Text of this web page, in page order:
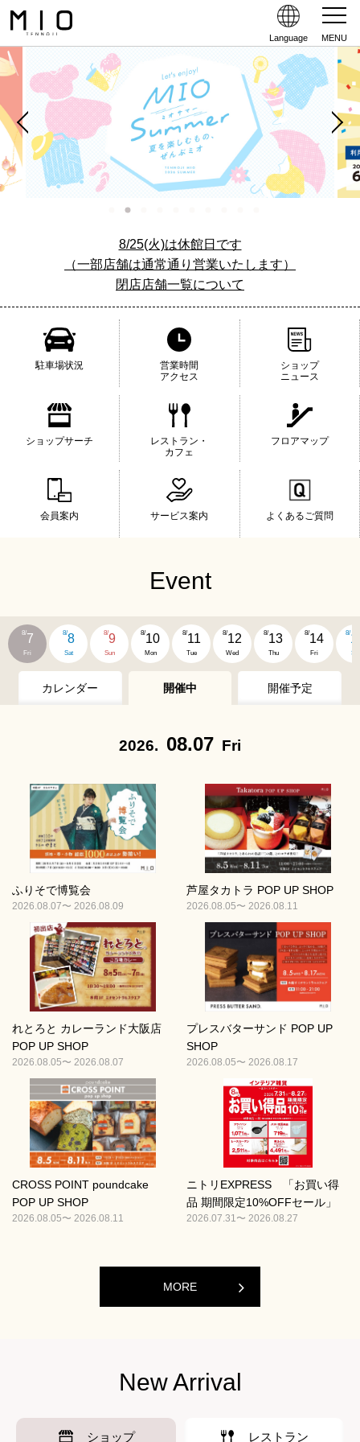
Language MENU
8/25(火)は休館日です
（一部店舗は通常通り営業いたします）
閉店店舗一覧について
駐車場状況
営業時間
アクセス
ショップ
ニュース
ショップサーチ
レストラン・
カフェ
フロアマップ
会員案内 サービス案内 よくあるご質問
Event
8/7
Fri
8/8
Sat
8/9
Sun
8/10
Mon
8/11
Tue
8/12
Wed
8/13
Thu
8/14
Fri
8/
Sat
カレンダー 開催中 開催予定
2026. 08.07 Fri
ふりそで博覧会
2026.08.07〜 2026.08.09
芦屋タカトラ POP UP SHOP
2026.08.05〜 2026.08.11
れとろと カレーランド大阪店
POP UP SHOP
2026.08.05〜 2026.08.07
プレスバターサンド POP UP
SHOP
2026.08.05〜 2026.08.17
CROSS POINT poundcake
POP UP SHOP
2026.08.05〜 2026.08.11
ニトリEXPRESS 「お買い得
品 期間限定10%OFFセール」
2026.07.31〜 2026.08.27
MORE
New Arrival
ショップ レストラン